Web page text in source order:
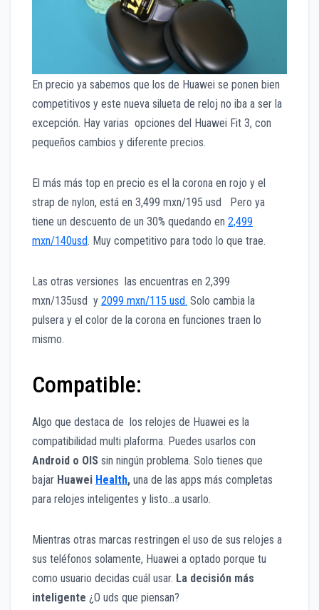
En precio ya sabemos que los de Huawei se ponen bien
competitivos y este nueva silueta de reloj no iba a ser la
excepción. Hay varias opciones del Huawei Fit 3, con
pequeños cambios y diferente precios.
El más más top en precio es el la corona en rojo y el
strap de nylon, está en 3,499 mxn/195 usd Pero ya
tiene un descuento de un 30% quedando en 2,499
mxn/140usd. Muy competitivo para todo lo que trae.
Las otras versiones las encuentras en 2,399
mxn/135usd y 2099 mxn/115 usd. Solo cambia la
pulsera y el color de la corona en funciones traen lo
mismo.
Compatible:
Algo que destaca de los relojes de Huawei es la
compatibilidad multi plaforma. Puedes usarlos con
Android o OIS sin ningún problema. Solo tienes que
bajar Huawei Health, una de las apps más completas
para relojes inteligentes y listo…a usarlo.
Mientras otras marcas restringen el uso de sus relojes a
sus teléfonos solamente, Huawei a optado porque tu
como usuario decidas cuál usar. La decisión más
inteligente ¿O uds que piensan?